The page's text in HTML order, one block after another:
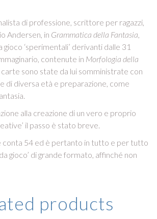
di professione, scrittore per ragazzi,
Andersen, in Grammatica della Fantasia,
‘sperimentali’ derivanti dalle 31
contenute in Morfologia della
carte sono state da lui somministrate con
di diversa età e preparazione, come
alla creazione di un vero e proprio
il passo è stato breve.
conta 54 ed è pertanto in tutto e per tutto
gioco’ di grande formato, affinché non
products